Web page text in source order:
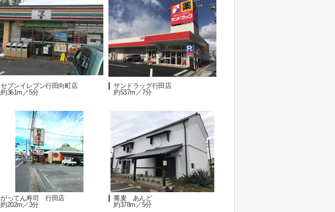
セブンイレブン行田向町店
約361m／5分
サンドラッグ行田店
約537m／7分
がってん寿司 行田店
約202m／3分
蕎麦 あんど
約378m／5分